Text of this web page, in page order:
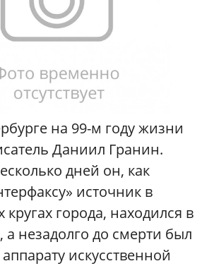
на 99-м году жизни
Даниил Гранин.
дней он, как
источник в
города, находился в
незадолго до смерти был
искусственной